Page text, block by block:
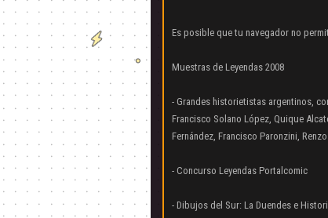
Es posible que tu navegador no
Muestras de Leyendas 2008
- Grandes historietistas argentinos,
Francisco Solano López, Quique
Fernández, Francisco Paronzini,
- Concurso Leyendas Portalcomic
- Dibujos del Sur: La Duendes e